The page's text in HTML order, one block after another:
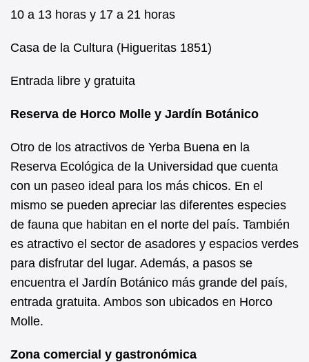
10 a 13 horas y 17 a 21 horas
Casa de la Cultura (Higueritas 1851)
Entrada libre y gratuita
Reserva de Horco Molle y Jardín Botánico
Otro de los atractivos de Yerba Buena en la
Reserva Ecológica de la Universidad que cuenta
con un paseo ideal para los más chicos. En el
mismo se pueden apreciar las diferentes especies
de fauna que habitan en el norte del país. También
es atractivo el sector de asadores y espacios verdes
para disfrutar del lugar. Además, a pasos se
encuentra el Jardín Botánico más grande del país,
entrada gratuita. Ambos son ubicados en Horco
Molle.
Zona comercial y gastronómica